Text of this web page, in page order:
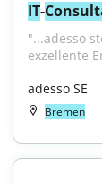
IT-
"...adesso
exzellente
adesso SE
Bremen